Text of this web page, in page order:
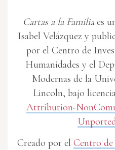
Cartas a la Familiaes
Isabel Velázquez y
por el Centro de
Humanidades y el
Modernas de la
Lincoln, bajo
Attribution-
Creado por el Centro